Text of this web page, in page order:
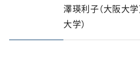
澤瑛利子（大阪大
大学）